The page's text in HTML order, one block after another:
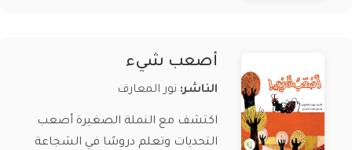
أصعب شيء
الناشر: نور المعارف
اكتشف مع النملة الصغيرة أصعب
التحديات وتعلم دروسًا في الشجاعة